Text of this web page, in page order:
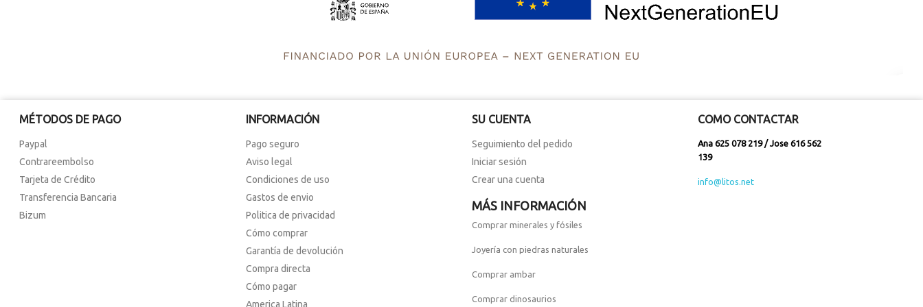
MÉTODOS DE PAGO
Paypal
Contrareembolso
Tarjeta de Crédito
Transferencia Bancaria
Bizum
INFORMACIÓN
Pago seguro
Aviso legal
Condiciones de uso
Gastos de envio
Politica de privacidad
Cómo comprar
Garantía de devolución
Compra directa
Cómo pagar
America Latina
SU CUENTA
Seguimiento del pedido
Iniciar sesión
Crear una cuenta
COMO CONTACTAR
Ana 625 078 219 / Jose 616 562
139
info@litos.net
MÁS INFORMACIÓN
Comprar minerales y fósiles
Joyería con piedras naturales
Comprar ambar
Comprar dinosaurios